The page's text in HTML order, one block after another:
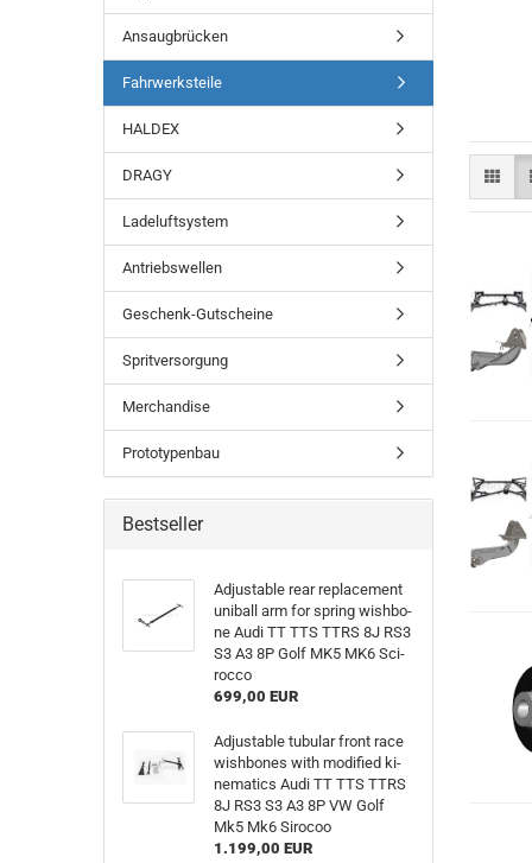
Ansaugbrücken
Fahrwerksteile
HALDEX
DRAGY
Ladeluftsystem
Antriebswellen
Geschenk-Gutscheine
Spritversorgung
Merchandise
Prototypenbau
Bestseller
Ad­justa­ble rear re­pla­ce­ment
uni­ball arm for spring wish­bo­
ne Audi TT TTS TTRS 8J RS3
S3 A3 8P Golf MK5 MK6 Sci­
roc­co
699,00 EUR
Ad­justa­ble tu­bu­lar front race
wish­bo­nes with mo­di­fied ki­
ne­ma­tics Audi TT TTS TTRS
8J RS3 S3 A3 8P VW Golf
Mk5 Mk6 Si­ro­coo
1.199,00 EUR